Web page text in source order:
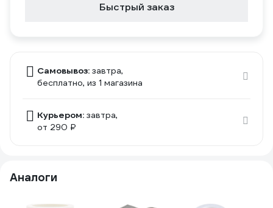
Быстрый заказ
Самовывоз: завтра,
бесплатно, из 1 магазина
Курьером: завтра,
от 290 ₽
Аналоги